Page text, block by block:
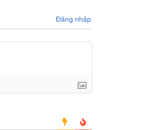
Đăng nhập